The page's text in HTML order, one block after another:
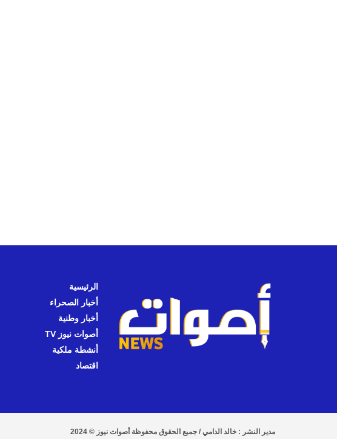
الرئيسية
أخبار الصحراء
أخبار وطنية
أصوات نيوز TV
أنشطة ملكية
اقتصاد
مدير النشر : خالد الدامي / جميع الحقوق محفوظة أصوات نيوز © 2024